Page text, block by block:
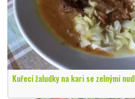
Kuřecí žaludky na kari se zelnými